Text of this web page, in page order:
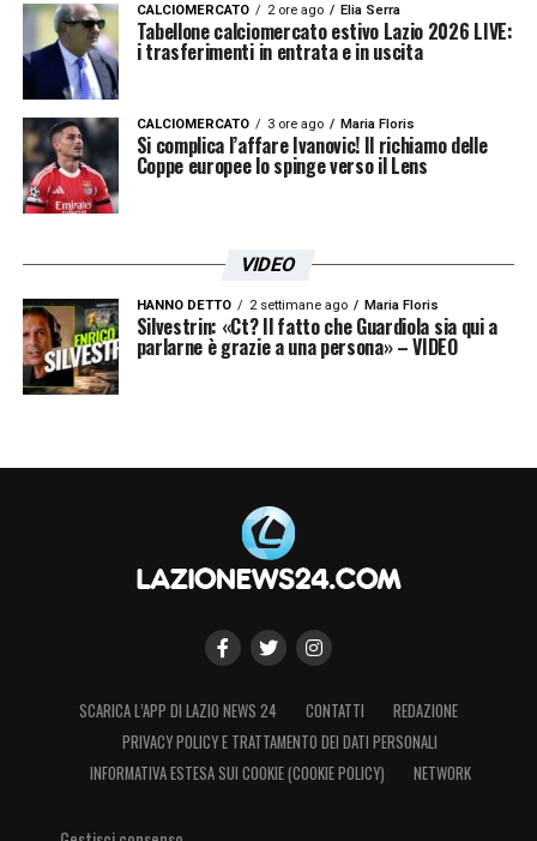
CALCIOMERCATO 2 ore ago Elia Serra
Tabellone calciomercato estivo Lazio 2026 LIVE:
i trasferimenti in entrata e in uscita
CALCIOMERCATO 3 ore ago Maria Floris
Si complica l’affare Ivanovic! Il richiamo delle
Coppe europee lo spinge verso il Lens
VIDEO
HANNO DETTO 2 settimane ago Maria Floris
Silvestrin: «Ct? Il fatto che Guardiola sia qui a
parlarne è grazie a una persona» – VIDEO
SCARICA L’APP DI LAZIO NEWS 24 CONTATTI
REDAZIONE
PRIVACY POLICY E TRATTAMENTO DEI DATI PERSONALI
INFORMATIVA ESTESA SUI COOKIE (COOKIE POLICY)
NETWORK